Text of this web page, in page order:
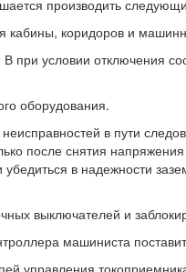
производить
кабины, коридоров и
при условии отключения
оборудования.
в пути
после снятия
убедиться в надежности
выключателей и
машиниста
управления